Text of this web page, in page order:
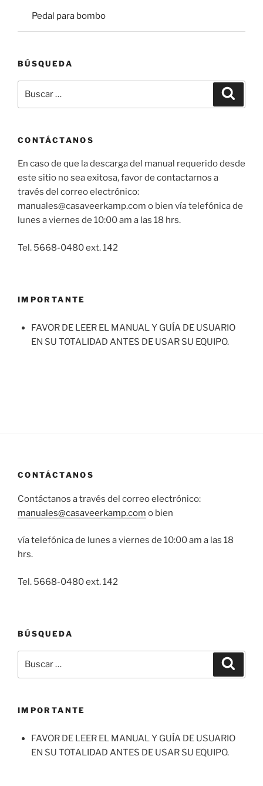
Pedal para bombo
BÚSQUEDA
por:
CONTÁCTANOS
En caso de que la descarga del manual requerido desde
este sitio no sea exitosa, favor de contactarnos a
través del correo electrónico:
manuales@casaveerkamp.com o bien vía telefónica de
lunes a viernes de 10:00 am a las 18 hrs.
Tel. 5668-0480 ext. 142
IMPORTANTE
FAVOR DE LEER EL MANUAL Y GUÍA DE USUARIO
EN SU TOTALIDAD ANTES DE USAR SU EQUIPO.
CONTÁCTANOS
Contáctanos a través del correo electrónico:
manuales@casaveerkamp.com o bien
vía telefónica de lunes a viernes de 10:00 am a las 18
hrs.
Tel. 5668-0480 ext. 142
BÚSQUEDA
por:
IMPORTANTE
FAVOR DE LEER EL MANUAL Y GUÍA DE USUARIO
EN SU TOTALIDAD ANTES DE USAR SU EQUIPO.